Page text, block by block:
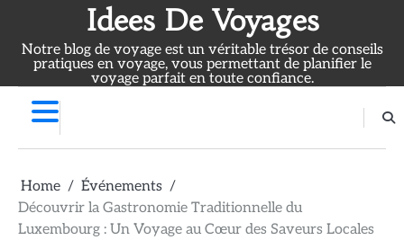
content
Idees De Voyages
Notre blog de voyage est un véritable trésor de conseils
pratiques en voyage, vous permettant de planifier le
voyage parfait en toute confiance.
Home
Événements
Découvrir la Gastronomie Traditionnelle du
Luxembourg : Un Voyage au Cœur des Saveurs Locales